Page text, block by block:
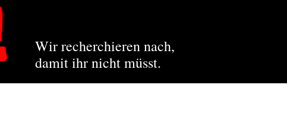
Wir recherchieren nach,
damit ihr nicht müsst.